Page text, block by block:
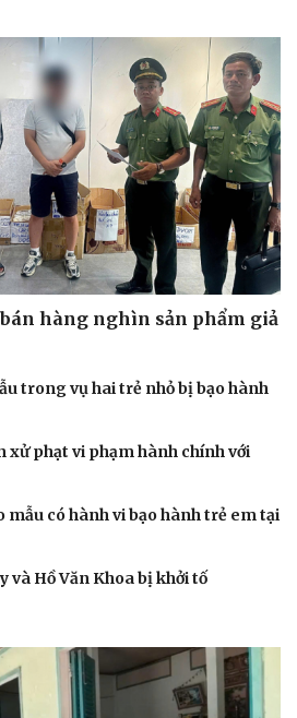
Đọc truyện đêm khuya
Cửa sổ tình yêu
Kể chuyện cho bé
Hạt giống tâm hồn
hàng nghìn sản phẩm giả
trong vụ hai trẻ nhỏ bị bạo hành
xử phạt vi phạm hành chính với
mẫu có hành vi bạo hành trẻ em tại
và Hồ Văn Khoa bị khởi tố